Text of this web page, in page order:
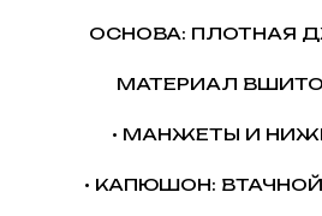
ОСНОВА: ПЛОТНАЯ
МАТЕРИАЛ
• МАНЖЕТЫ И
• КАПЮШОН: